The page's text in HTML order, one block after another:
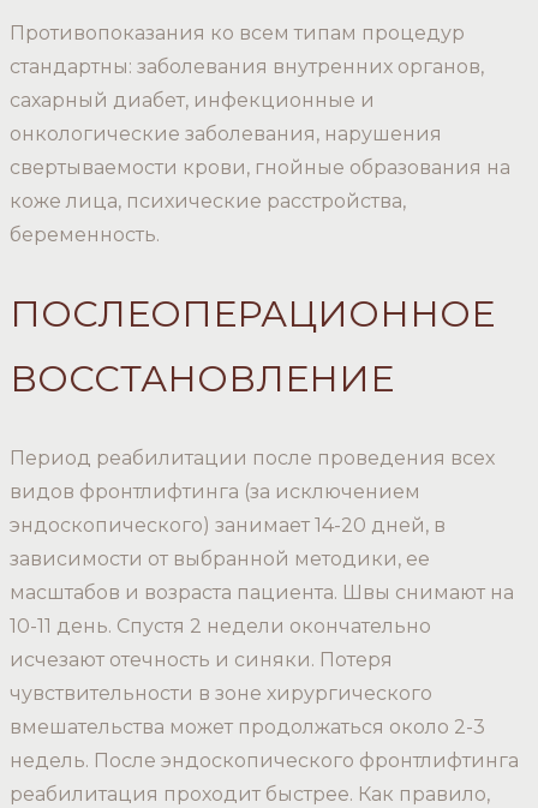
Противопоказания ко всем типам процедур
стандартны: заболевания внутренних органов,
сахарный диабет, инфекционные и
онкологические заболевания, нарушения
свертываемости крови, гнойные образования на
коже лица, психические расстройства,
беременность.
ПОСЛЕОПЕРАЦИОННОЕ
ВОССТАНОВЛЕНИЕ
Период реабилитации после проведения всех
видов фронтлифтинга (за исключением
эндоскопического) занимает 14-20 дней, в
зависимости от выбранной методики, ее
масштабов и возраста пациента. Швы снимают на
10-11 день. Спустя 2 недели окончательно
исчезают отечность и синяки. Потеря
чувствительности в зоне хирургического
вмешательства может продолжаться около 2-3
недель. После эндоскопического фронтлифтинга
реабилитация проходит быстрее. Как правило,